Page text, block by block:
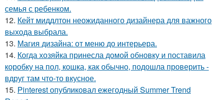
семья с ребенком.
12. Кейт миддлтон неожиданного дизайнера для важного
выхода выбрала.
13. Магия дизайна: от меню до интерьера.
14. Когда хозяйка принесла домой обновку и поставила
коробку на пол, кошка, как обычно, подошла проверить -
вдруг там что-то вкусное.
15. Pinterest опубликовал ежегодный Summer Trend